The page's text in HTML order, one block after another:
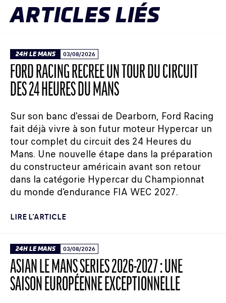
ARTICLES LIÉS
24H LE MANS 03/08/2026
FORD RACING RECRÉE UN TOUR DU CIRCUIT
DES 24 HEURES DU MANS
Sur son banc d'essai de Dearborn, Ford Racing
fait déjà vivre à son futur moteur Hypercar un
tour complet du circuit des 24 Heures du
Mans. Une nouvelle étape dans la préparation
du constructeur américain avant son retour
dans la catégorie Hypercar du Championnat
du monde d’endurance FIA WEC 2027.
LIRE L'ARTICLE
24H LE MANS 03/08/2026
ASIAN LE MANS SERIES 2026-2027 : UNE
SAISON EUROPÉENNE EXCEPTIONNELLE